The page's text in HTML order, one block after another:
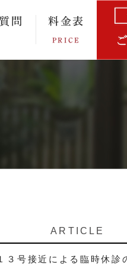
問 料金表
PRICE
ARTICLE
３号接近による臨時休診